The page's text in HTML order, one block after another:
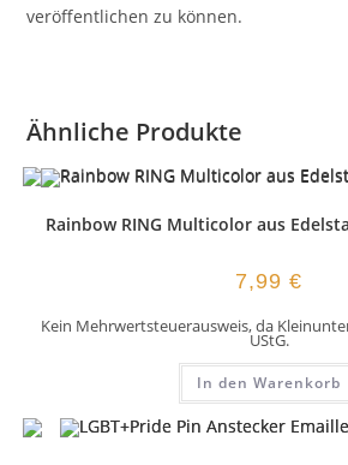
veröffentlichen zu können.
Ähnliche Produkte
Rainbow RING Multicolor aus
7,99 €
Kein Mehrwertsteuerausweis, da
UStG.
In den Warenkorb